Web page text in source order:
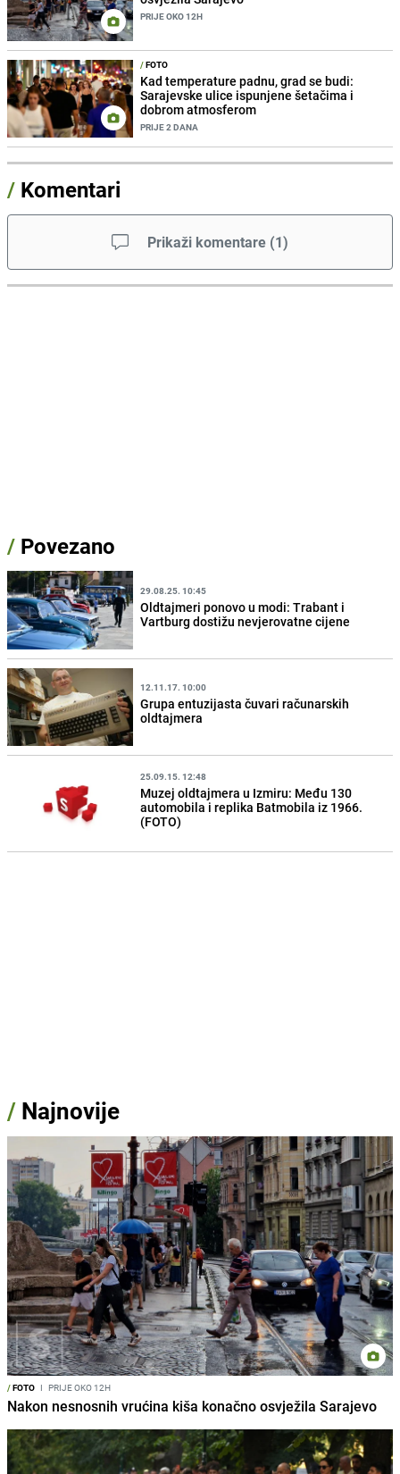
PRIJE OKO 12H
/FOTO
Kad temperature padnu, grad se budi:
Sarajevske ulice ispunjene šetačima i
dobrom atmosferom
PRIJE 2 DANA
/ Komentari
Prikaži komentare (1)
/ Povezano
29.08.25. 10:45
Oldtajmeri ponovo u modi: Trabant i
Vartburg dostižu nevjerovatne cijene
12.11.17. 10:00
Grupa entuzijasta čuvari računarskih
oldtajmera
25.09.15. 12:48
Muzej oldtajmera u Izmiru: Među 130
automobila i replika Batmobila iz 1966.
(FOTO)
/ Najnovije
/FOTO I PRIJE OKO 12H
Nakon nesnosnih vrućina kiša konačno osvježila Sarajevo